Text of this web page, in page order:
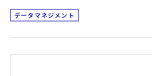
データマネジメント